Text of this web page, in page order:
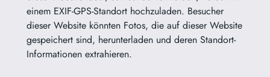
einem EXIF-GPS-Standort hochzuladen. Besucher
dieser Website könnten Fotos, die auf dieser Website
gespeichert sind, herunterladen und deren Standort-
Informationen extrahieren.